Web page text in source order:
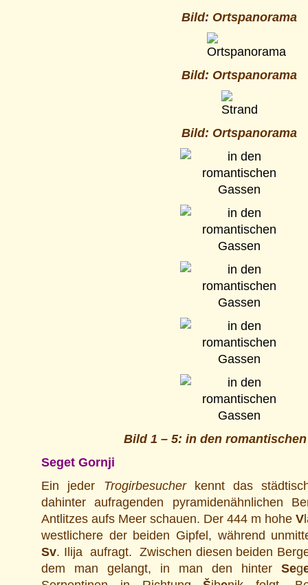
Bild: Ortspanorama
Bild: Ortspanorama
Bild: Ortspanorama
Bild 1 – 5: in den
Seget Gornji
Ein jeder Trogirbesucherkennt das
dahinter aufragenden pyramidenähnlichen
Antlitzes aufs Meer schauen. Der 444 m hohe V
westlichere der beiden Gipfel, während
Sv. Ilija aufragt. Zwischen diesen beiden
dem man gelangt, in man den hinter Seg